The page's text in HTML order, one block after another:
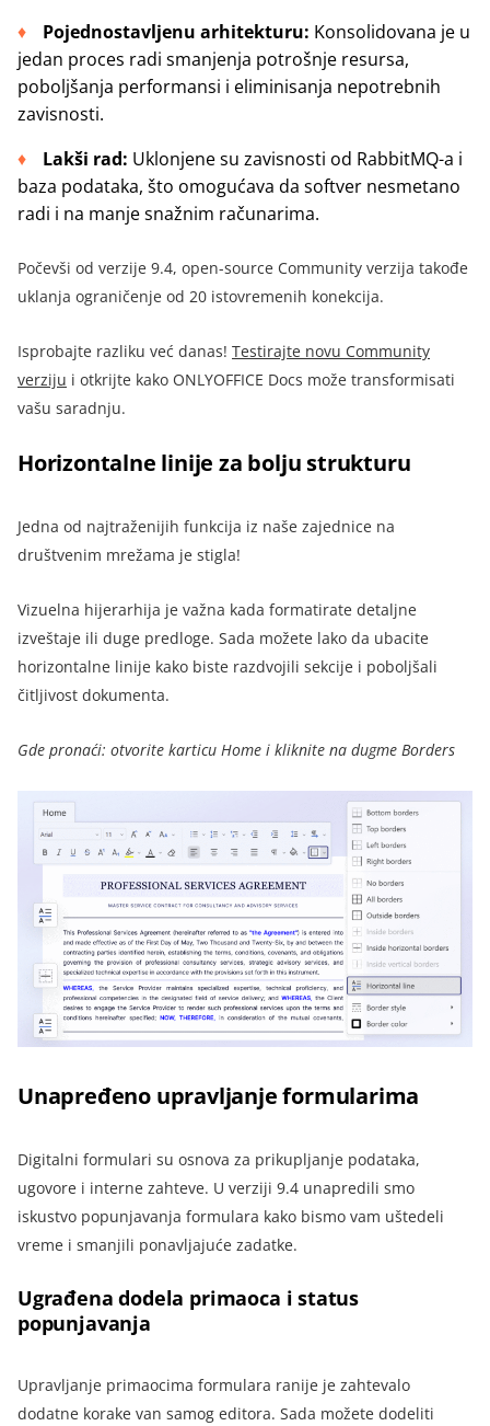
Pojednostavljenu arhitekturu: Konsolidovana je u
jedan proces radi smanjenja potrošnje resursa,
poboljšanja performansi i eliminisanja nepotrebnih
zavisnosti.
Lakši rad: Uklonjene su zavisnosti od RabbitMQ-a i
baza podataka, što omogućava da softver nesmetano
radi i na manje snažnim računarima.
Počevši od verzije 9.4, open-source Community verzija takođe
uklanja ograničenje od 20 istovremenih konekcija.
Isprobajte razliku već danas! Testirajte novu Community
verziju i otkrijte kako ONLYOFFICE Docs može transformisati
vašu saradnju.
Horizontalne linije za bolju strukturu
Jedna od najtraženijih funkcija iz naše zajednice na
društvenim mrežama je stigla!
Vizuelna hijerarhija je važna kada formatirate detaljne
izveštaje ili duge predloge. Sada možete lako da ubacite
horizontalne linije kako biste razdvojili sekcije i poboljšali
čitljivost dokumenta.
Gde pronaći: otvorite karticu Home i kliknite na dugme Borders
Unapređeno upravljanje formularima
Digitalni formulari su osnova za prikupljanje podataka,
ugovore i interne zahteve. U verziji 9.4 unapredili smo
iskustvo popunjavanja formulara kako bismo vam uštedeli
vreme i smanjili ponavljajuće zadatke.
Ugrađena dodela primaoca i status
popunjavanja
Upravljanje primaocima formulara ranije je zahtevalo
dodatne korake van samog editora. Sada možete dodeliti